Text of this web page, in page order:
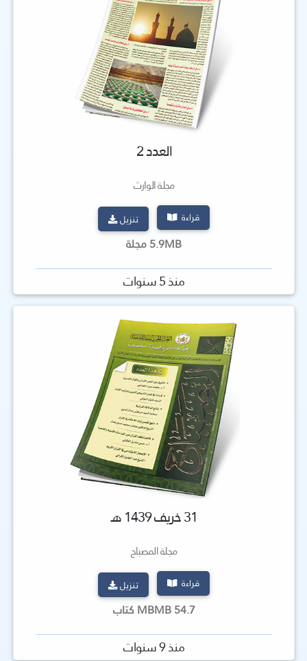
العدد 2
مجلة الوارث
قراءة تنزيل
5.9MB مجلة
منذ 5 سنوات
31 خريف 1439 هـ
مجلة المصباح
قراءة تنزيل
54.7 MBMB كتاب
منذ 9 سنوات